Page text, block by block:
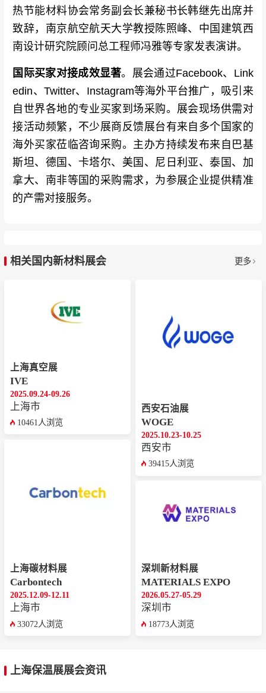
热节能材料协会常务副会长兼秘书长韩继先出席并
致辞，南京航空航天大学教授陈照峰、中国建筑西
南设计研究院顾问总工程师冯雅等专家发表演讲。
国际买家对接成效显著。展会通过Facebook、Link
edin、Twitter、Instagram等海外平台推广，吸引来
自世界各地的专业买家到场采购。展会现场供需对
接活动频繁，不少展商反馈展台有来自多个国家的
海外买家莅临咨询采购。主办方持续发布来自巴基
斯坦、德国、卡塔尔、美国、尼日利亚、泰国、加
拿大、南非等国的采购需求，为参展企业提供精准
的产需对接服务。
相关国内新材料展会 更多
上海真空展
IVE
2025.09.24-09.26
上海市
10461人浏览
上海碳材料展
Carbontech
2025.12.09-12.11
上海市
33072人浏览
西安石油展
WOGE
2025.10.23-10.25
西安市
39415人浏览
深圳新材料展
MATERIALS EXPO
2026.05.27-05.29
深圳市
18773人浏览
上海保温展展会资讯